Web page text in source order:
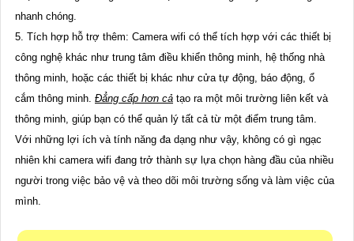
nhanh chóng.
5. Tích hợp hỗ trợ thêm: Camera wifi có thể tích hợp với các thiết bị
công nghệ khác như trung tâm điều khiển thông minh, hệ thống nhà
thông minh, hoặc các thiết bị khác như cửa tự động, báo động, ổ
cắm thông minh. Đẳng cấp hơn cả tạo ra một môi trường liên kết và
thông minh, giúp bạn có thể quản lý tất cả từ một điểm trung tâm.
Với những lợi ích và tính năng đa dạng như vậy, không có gì ngạc
nhiên khi camera wifi đang trở thành sự lựa chọn hàng đầu của nhiều
người trong việc bảo vệ và theo dõi môi trường sống và làm việc của
mình.